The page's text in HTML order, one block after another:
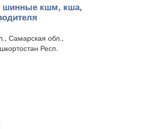
шинные кшм, кша,
Самарская обл.,
Респ.